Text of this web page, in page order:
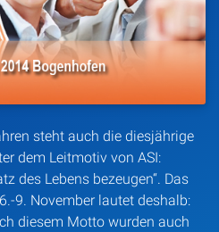
steht auch die diesjährige
dem Leitmotiv von ASI:
des Lebens bezeugen“. Das
9. November lautet deshalb:
diesem Motto wurden auch
Artikel
Podcasts
Über Uns